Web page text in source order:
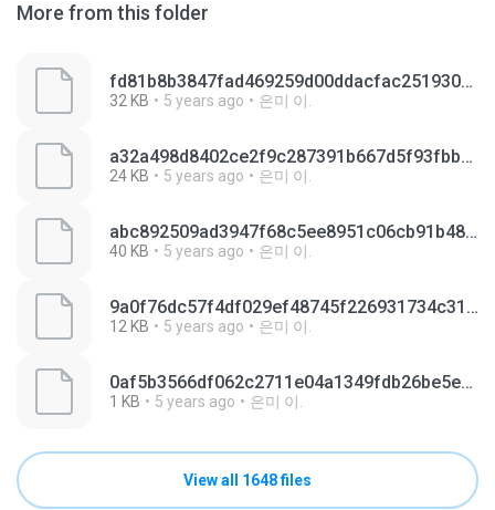
More from this folder
fd81b8b3847fad469259d00ddacfac251930aa9f224ad3bf780a0cc013fb08e1.0
32 KB 5 years ago 은미 이.
a32a498d8402ce2f9c287391b667d5f93fbb218716018c258e5a84af2d7088e7.0
24 KB 5 years ago 은미 이.
abc892509ad3947f68c5ee8951c06cb91b483a5eaeda94f538708370d891dbda.0
40 KB 5 years ago 은미 이.
9a0f76dc57f4df029ef48745f226931734c3194bae10a51c72eebb5441d0447d.0
12 KB 5 years ago 은미 이.
0af5b3566df062c2711e04a1349fdb26be5e7616323eec0e11a9d2c1edfa4722.0
1 KB 5 years ago 은미 이.
View all 1648 files